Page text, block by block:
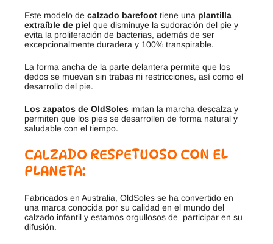
Este modelo de calzado barefoot tiene una plantilla
extraíble de piel que disminuye la sudoración del pie y
evita la proliferación de bacterias, además de ser
excepcionalmente duradera y 100% transpirable.
La forma ancha de la parte delantera permite que los
dedos se muevan sin trabas ni restricciones, así como el
desarrollo del pie.
Los zapatos de OldSoles imitan la marcha descalza y
permiten que los pies se desarrollen de forma natural y
saludable con el tiempo.
CALZADO RESPETUOSO CON EL
PLANETA:
Fabricados en Australia, OldSoles se ha convertido en
una marca conocida por su calidad en el mundo del
calzado infantil y estamos orgullosos de participar en su
difusión.